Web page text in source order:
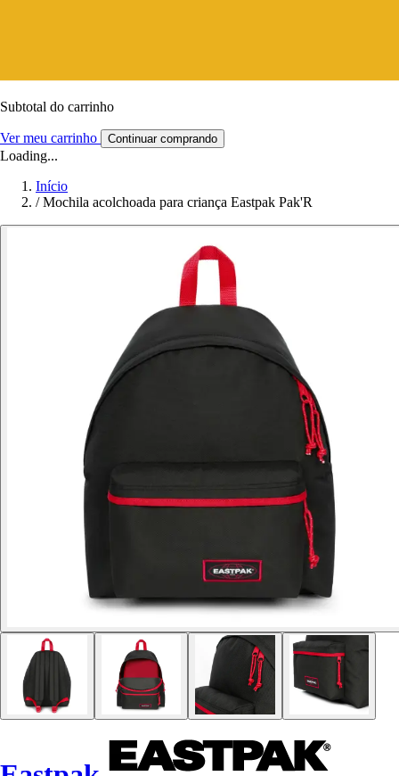
Subtotal do carrinho
Ver meu carrinho Continuar comprando
Loading...
Início
/ Mochila acolchoada para criança Eastpak Pak'R